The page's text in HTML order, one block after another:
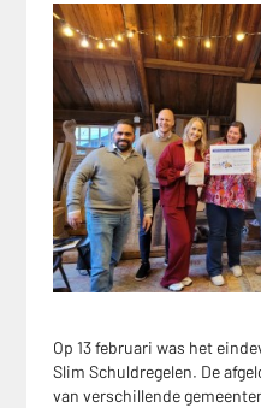
Op 13 februari was het
Slim Schuldregelen. De
van verschillende